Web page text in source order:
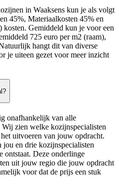
in Waaksens kun je als volgt
45%, Materiaalkosten 45% en
kosten. Gemiddeld kun je voor een
725 euro per m2 (raam),
hangt dit van diverse
je uiteen gezet voor meer inzicht
onafhankelijk van alle
zien welke kozijnspecialisten
uitvoeren van jouw opdracht.
jou en drie kozijnspecialisten
ontstaat. Deze onderlinge
uit jouw regio die jouw opdracht
voor dat de prijs een stuk